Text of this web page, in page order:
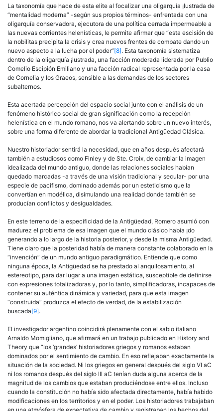
La taxonomía que hace de esta elite al focalizar una oligarquía ¡lustrada de
“mentalidad moderna” -según sus propios términos- enfrentada con una
oligarquía conservadora, ejecutora de una política cerrada impermeable a
las nuevas corrientes helenísticas, le permite afirmar que “esta escisión de
la nobilitas precipita la crisis y crea nuevos frentes de combate dando un
nuevo aspecto a la lucha por el poder”[8]. Esta taxonomía sistematiza
dentro de la oligarquía ¡lustrada, una facción moderada liderada por Publio
Comelio Escipión Emiliano y una facción radical representada por la casa
de Cornelia y los Graeos, sensible a las demandas de los sectores
subalternos.
Esta acertada percepción del espacio social junto con el análisis de un
fenómeno histórico social de gran significación como la recepción
helenística en el mundo romano, nos va alertando sobre un nuevo interés,
sobre una forma diferente de abordar la tradicional Antigüedad Clásica.
Nuestro historiador sentirá la necesidad, que en años después afectará
también a estudiosos como Finley y de Ste. Croix, de cambiar la imagen
idealizada del mundo antiguo, donde las relaciones sociales habían
quedado marcadas -a través de una visión tradicional y secular- por una
especie de pacifismo, dominado además por un esteticismo que la
convertían en modélica, disimulando una realidad donde también se
producían conflictos y desigualdades.
En este terreno de la especificidad de la Antigüedad, Romero asumió con
madurez el problema de esa imagen que el mundo clásico había ¡do
generando a lo largo de la historia posterior, y desde la misma Antigüedad.
Tiene claro que la posteridad había de manera constante colaborado en la
“invención” de un mundo antiguo paradigmático. Entiende que como
ninguna época, la Antigüedad se ha prestado al anquilosamiento, al
estereotipo, para dar lugar a una imagen estática, susceptible de definirse
con expresiones totalizadoras y, por lo tanto, simplificadoras, incapaces de
contener su auténtica dinámica y variedad, para que esta imagen
“construida” produzca el efecto de verdad, de la estabilización
buscada[9].
El investigador argentino coincidirá plenamente con el sabio italiano
Arnaldo Momigliano, que afirmará en un trabajo publicado en History and
Theory que “los ‘grandes’ historiadores griegos y romanos estaban
dominados por el sentimiento de cambio. En eso reflejaban exactamente la
situación de la sociedad. Ni los griegos en general después del siglo VI aC
ni los romanos después del siglo III aC tenían duda alguna acerca de la
magnitud de los cambios que estaban produciéndose entre ellos. Incluso
cuando la constitución no había sido afectada directamente, había habido
modificaciones en los territorios y en el poder. Los historiadores trabajaban